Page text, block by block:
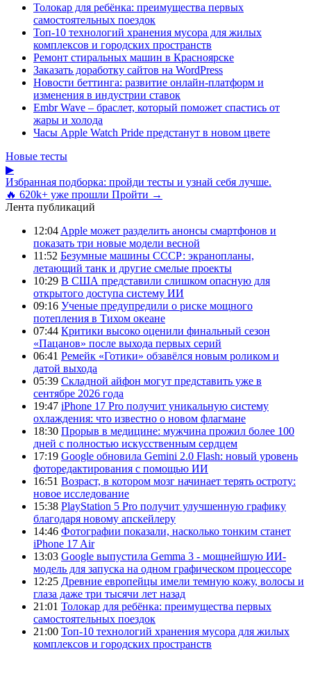
Толокар для ребёнка: преимущества первых
самостоятельных поездок
Топ-10 технологий хранения мусора для жилых
комплексов и городских пространств
Ремонт стиральных машин в Красноярске
Заказать доработку сайтов на WordPress
Новости беттинга: развитие онлайн-платформ и
изменения в индустрии ставок
Embr Wave – браслет, который поможет спастись от
жары и холода
Часы Apple Watch Pride предстанут в новом цвете
Новые тесты
▶
Избранная подборка: пройди тесты и узнай себя лучше.
🔥 620k+ уже прошли Пройти →
Лента публикаций
12:04 Apple может разделить анонсы смартфонов и
показать три новые модели весной
11:52 Безумные машины СССР: экранопланы,
летающий танк и другие смелые проекты
10:29 В США представили слишком опасную для
открытого доступа систему ИИ
09:16 Ученые предупредили о риске мощного
потепления в Тихом океане
07:44 Критики высоко оценили финальный сезон
«Пацанов» после выхода первых серий
06:41 Ремейк «Готики» обзавёлся новым роликом и
датой выхода
05:39 Складной айфон могут представить уже в
сентябре 2026 года
19:47 iPhone 17 Pro получит уникальную систему
охлаждения: что известно о новом флагмане
18:30 Прорыв в медицине: мужчина прожил более 100
дней с полностью искусственным сердцем
17:19 Google обновила Gemini 2.0 Flash: новый уровень
фоторедактирования с помощью ИИ
16:51 Возраст, в котором мозг начинает терять остроту:
новое исследование
15:38 PlayStation 5 Pro получит улучшенную графику
благодаря новому апскейлеру
14:46 Фотографии показали, насколько тонким станет
iPhone 17 Air
13:03 Google выпустила Gemma 3 - мощнейшую ИИ-
модель для запуска на одном графическом процессоре
12:25 Древние европейцы имели темную кожу, волосы и
глаза даже три тысячи лет назад
21:01 Толокар для ребёнка: преимущества первых
самостоятельных поездок
21:00 Топ-10 технологий хранения мусора для жилых
комплексов и городских пространств